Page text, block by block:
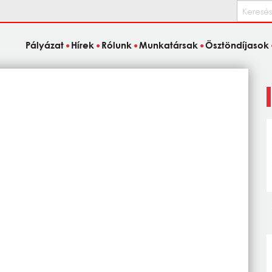
Keresés
Pályázat Hírek Rólunk Munkatársak Ösztöndíjasok